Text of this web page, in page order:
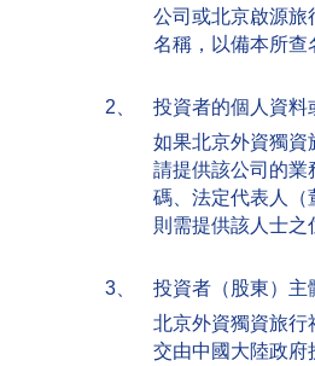
公司或北京啟源旅
名稱，以備本所查
2、
投資者的個人資料
如果北京外資獨資
請提供該公司的業
碼、法定代表人（
則需提供該人士
3、
投資者（股東）主
北京外資獨資旅行
交由中國大陸政府